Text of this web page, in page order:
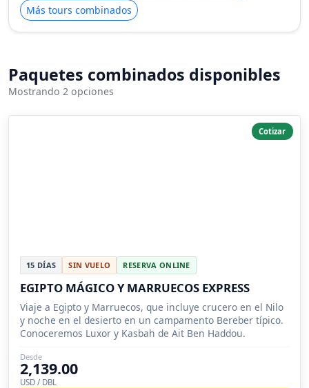
Más tours combinados
Paquetes combinados disponibles
Mostrando 2 opciones
Cotizar
15 DÍAS SIN VUELO RESERVA ONLINE
EGIPTO MÁGICO Y MARRUECOS EXPRESS
Viaje a Egipto y Marruecos, que incluye crucero en el Nilo
y noche en el desierto en un campamento Bereber típico.
Conoceremos Luxor y Kasbah de Ait Ben Haddou.
Desde
2,139.00
USD / DBL